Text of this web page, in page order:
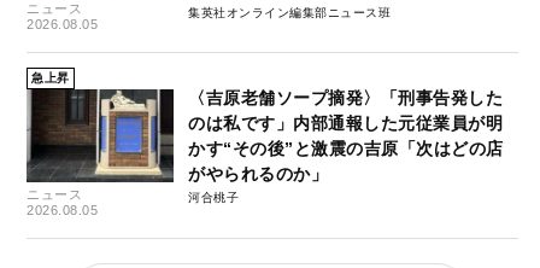
ニュース
2026.08.05
集英社オンライン編集部ニュース班
急上昇
ニュース
2026.08.05
〈吉原老舗ソープ摘発〉「刑事告発した
のは私です」内部通報した元従業員が明
かす“その後”と激震の吉原「次はどの店
がやられるのか」
河合桃子